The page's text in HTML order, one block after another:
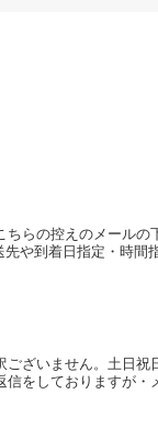
らの控えのメールの
や到着日指定・時間
ざいません。土日祝
信をしておりますが・